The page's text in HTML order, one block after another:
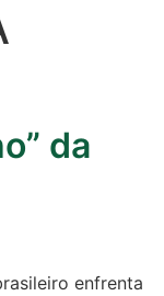
da
enfrenta